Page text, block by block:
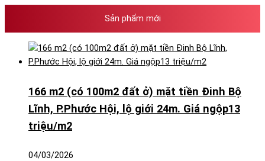
Sản phẩm mới
166 m2 (có 100m2 đất ở) mặt tiền Đinh Bộ
Lĩnh, P.Phước Hội, lộ giới 24m. Giá ngộp13
triệu/m2
04/03/2026